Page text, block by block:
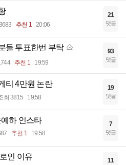
추천 1 20:06
21
댓글
들 투표한번 부탁
추천 1 19:59
93
댓글
티 4만원 논란
회 3815 19:58
19
댓글
하 인스타
추천 1 19:58
7
댓글
인 이유 11